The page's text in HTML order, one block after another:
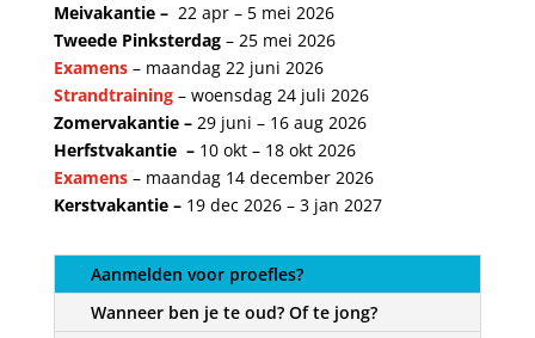
Meivakantie – 22 apr – 5 mei 2026
Tweede Pinksterdag – 25 mei 2026
Examens – maandag 22 juni 2026
Strandtraining – woensdag 24 juli 2026
Zomervakantie – 29 juni – 16 aug 2026
Herfstvakantie – 10 okt – 18 okt 2026
Examens – maandag 14 december 2026
Kerstvakantie – 19 dec 2026 – 3 jan 2027
Aanmelden voor proefles?
Wanneer ben je te oud? Of te jong?